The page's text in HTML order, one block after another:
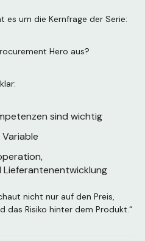
es um die Kernfrage der Serie:
Hero aus?
sind wichtig
Variable
nicht nur auf den Preis,
das Risiko hinter dem Produkt.“